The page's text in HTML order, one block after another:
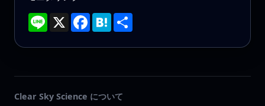
Line X Facebook
Hatena
共
有
Clear Sky Science について